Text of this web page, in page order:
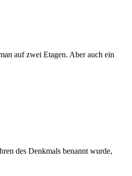
auf zwei Etagen. Aber auch ein
des Denkmals benannt wurde,